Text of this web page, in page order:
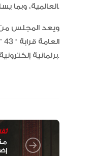
العالمية، وبما يساهم في إنجاز أعمال اللجان، ودعم مهام كوادر الأمانة العامة بمختلف تخصصاتها.
ويعد المجلس من
برلمانية إلكترونية ذات جودة عالية.